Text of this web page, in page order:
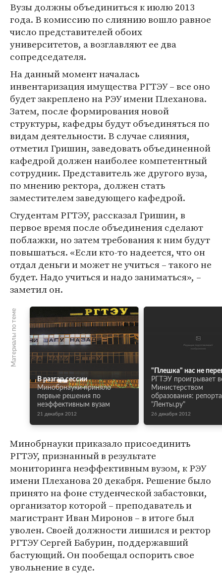
Вузы должны объединиться к июлю 2013
года. В комиссию по слиянию вошло равное
число представителей обоих
университетов, а возглавляют ее два
сопредседателя.
На данный момент началась
инвентаризация имущества РГТЭУ – все оно
будет закреплено на РЭУ имени Плеханова.
Затем, после формирования новой
структуры, кафедры будут объединяться по
видам деятельности. В случае слияния,
отметил Гришин, заведовать объединенной
кафедрой должен наиболее компетентный
сотрудник. Представитель же другого вуза,
по мнению ректора, должен стать
заместителем заведующего кафедрой.
Студентам РГТЭУ, рассказал Гришин, в
первое время после объединения сделают
поблажки, но затем требования к ним будут
повышаться. «Если кто-то надеется, что он
отдал деньги и может не учиться – такого не
будет. Надо учиться и надо заниматься», –
заметил он.
Материалы по теме
В разгар сессии
Минобрнауки приняло
первые решения по
неэффективным вузам
21 декабря 2012
"Плешка" нас не
РГТЭУ проигрывает
Министерством
образования:
"Ленты.ру"
26 декабря 2012
Минобрнауки приказало присоединить
РГТЭУ, признанный в результате
мониторинга неэффективным вузом, к РЭУ
имени Плеханова 20 декабря. Решение было
принято на фоне студенческой забастовки,
организатор которой – преподаватель и
магистрант Иван Миронов – в итоге был
уволен. Своей должности лишился и ректор
РГТЭУ Сергей Бабурин, поддержавший
бастующий. Он пообещал оспорить свое
увольнение в суде.